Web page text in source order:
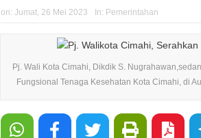
on: Jumat, 26 Mei 2023 In: Pemerintahan
Pj. Wali Kota Cimahi, Dikdik S.
Fungsional Tenaga Kesehatan Kota Cimahi, di